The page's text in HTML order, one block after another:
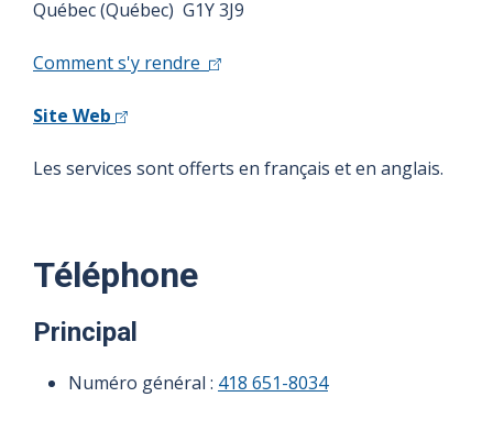
Québec (Québec) G1Y 3J9
Comment s'y rendre
Site Web
Les services sont offerts en français et en anglais.
Téléphone
Principal
Numéro général : 418 651-8034